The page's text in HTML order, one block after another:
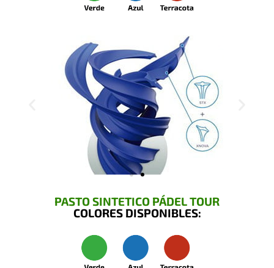
PASTO SINTETICO PÁDEL TOUR
COLORES DISPONIBLES: